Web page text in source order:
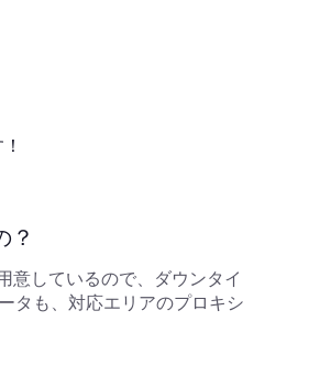
？
意しているので、ダウンタイ
タも、対応エリアのプロキシ